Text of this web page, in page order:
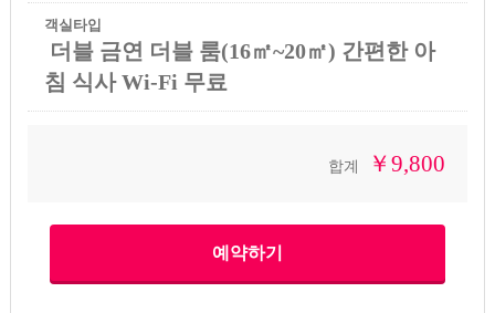
객실타입
더블 금연 더블 룸(16㎡~20㎡) 간편한 아
침 식사 Wi-Fi 무료
합계 ￥9,800